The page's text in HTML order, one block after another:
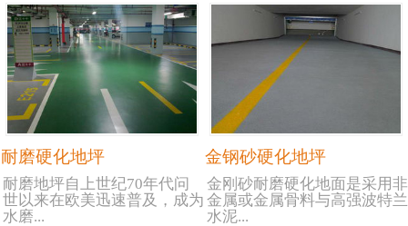
耐磨硬化地坪
耐磨地坪自上世纪70年代问
世以来在欧美迅速普及，成为
水磨...
金钢砂硬化地坪
金刚砂耐磨硬化地面是采用非
金属或金属骨料与高强波特兰
水泥...